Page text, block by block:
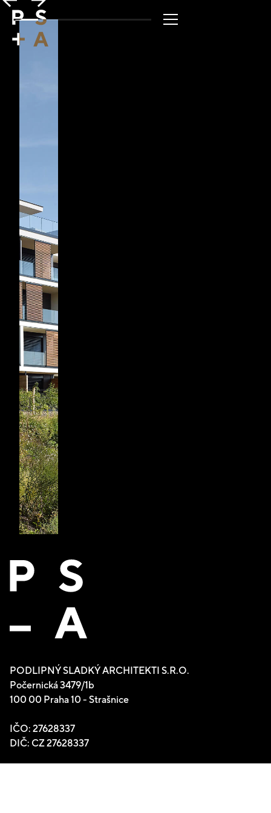
PODLIPNÝ SLADKÝ ARCHITEKTI S.R.O.
Počernická 3479/1b
100 00 Praha 10 - Strašnice
IČO: 27628337
DIČ: CZ 27628337